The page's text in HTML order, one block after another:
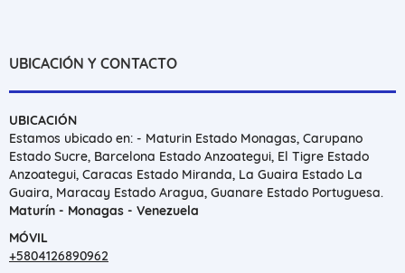
UBICACIÓN Y CONTACTO
UBICACIÓN
Estamos ubicado en: - Maturin Estado Monagas, Carupano
Estado Sucre, Barcelona Estado Anzoategui, El Tigre Estado
Anzoategui, Caracas Estado Miranda, La Guaira Estado La
Guaira, Maracay Estado Aragua, Guanare Estado Portuguesa.
Maturín - Monagas - Venezuela
MÓVIL
+5804126890962